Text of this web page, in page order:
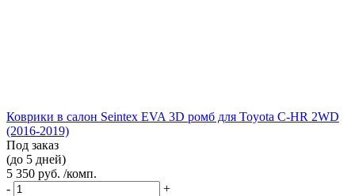
Коврики в салон Seintex EVA 3D ромб для Toyota C-HR 2WD
(2016-2019)
Под заказ
(до 5 дней)
5 350 руб. /комп.
-
+